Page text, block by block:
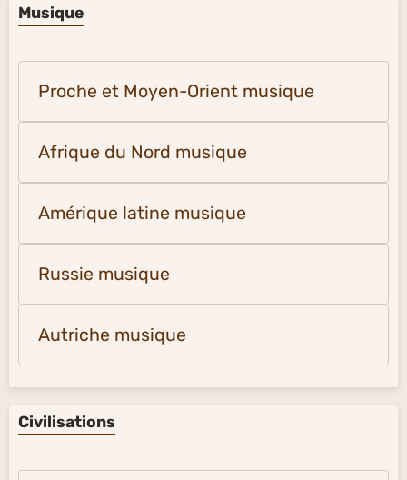
Musique
Proche et Moyen-Orient musique
Afrique du Nord musique
Amérique latine musique
Russie musique
Autriche musique
Civilisations